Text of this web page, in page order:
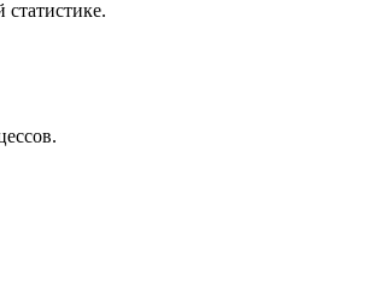
статистике.